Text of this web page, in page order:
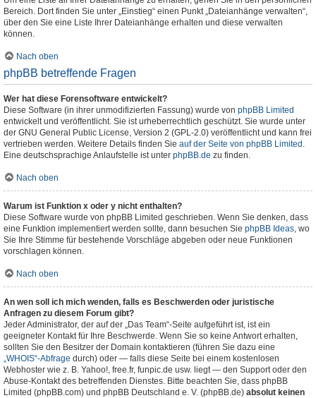
Bereich. Dort finden Sie unter „Einstieg“ einen Punkt „Dateianhänge verwalten“,
über den Sie eine Liste Ihrer Dateianhänge erhalten und diese verwalten
können.
Nach oben
phpBB betreffende Fragen
Wer hat diese Forensoftware entwickelt?
Diese Software (in ihrer unmodifizierten Fassung) wurde von phpBB Limited
entwickelt und veröffentlicht. Sie ist urheberrechtlich geschützt. Sie wurde unter
der GNU General Public License, Version 2 (GPL-2.0) veröffentlicht und kann frei
vertrieben werden. Weitere Details finden Sie auf der Seite von phpBB Limited .
Eine deutschsprachige Anlaufstelle ist unter phpBB.de zu finden.
Nach oben
Warum ist Funktion x oder y nicht enthalten?
Diese Software wurde von phpBB Limited geschrieben. Wenn Sie denken, dass
eine Funktion implementiert werden sollte, dann besuchen Sie phpBB Ideas, wo
Sie Ihre Stimme für bestehende Vorschläge abgeben oder neue Funktionen
vorschlagen können.
Nach oben
An wen soll ich mich wenden, falls es Beschwerden oder juristische
Anfragen zu diesem Forum gibt?
Jeder Administrator, der auf der „Das Team“-Seite aufgeführt ist, ist ein
geeigneter Kontakt für Ihre Beschwerde. Wenn Sie so keine Antwort erhalten,
sollten Sie den Besitzer der Domain kontaktieren (führen Sie dazu eine
„WHOIS“-Abfrage durch) oder — falls diese Seite bei einem kostenlosen
Webhoster wie z. B. Yahoo!, free.fr, funpic.de usw. liegt — den Support oder den
Abuse-Kontakt des betreffenden Dienstes. Bitte beachten Sie, dass phpBB
Limited (phpBB.com) und phpBB Deutschland e. V. (phpBB.de) absolut keinen